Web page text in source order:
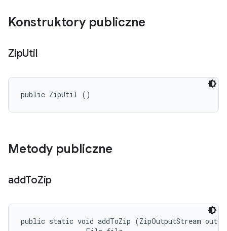
Konstruktory publiczne
ZipUtil
public ZipUtil ()
Metody publiczne
addToZip
public static void addToZip (ZipOutputStream out,